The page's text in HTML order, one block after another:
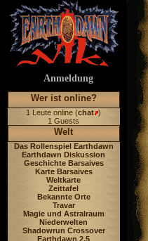
Anmeldung
Wer ist online?
1 Leute online (chat )
1 Guests
Welt
Das Rollenspiel Earthdawn
Earthdawn Diskussion
Geschichte Barsaives
Karte Barsaives
Weltkarte
Zeittafel
Bekannte Orte
Travar
Magie und Astralraum
Niederwelten
Shadowrun Crossover
Earthdawn 2.5